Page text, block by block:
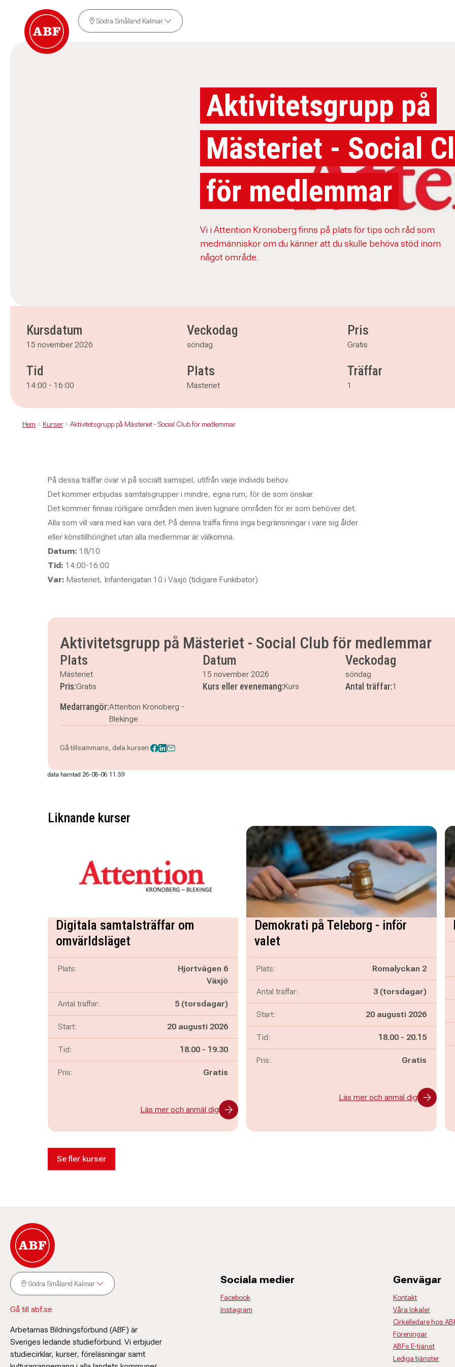
Södra Småland Kalmar
Aktivitetsgrupp på
Mästeriet - Social
för medlemmar
Vi i Attention Kronoberg finns på plats för tips och råd som
medmänniskor om du känner att du skulle behöva stöd inom
något område.
Kursdatum
15 november 2026
Veckodag
söndag
Tid
14:00 - 16:00
Plats
Mästeriet
Pris
Gratis
Träffar
1
Hem Kurser Aktivitetsgrupp på Mästeriet - Social Club för medlemmar
På dessa träffar övar vi på socialt samspel, utifrån varje individs behov.
Det kommer erbjudas samtalsgrupper i mindre, egna rum, för de som önskar.
Det kommer finnas rörligare områden men även lugnare områden för er som behöver det.
Alla som vill vara med kan vara det. På denna träffa finns inga begränsningar i vare sig ålder
eller könstillhörighet utan alla medlemmar är välkomna.
Datum: 18/10
Tid: 14:00-16:00
Var: Mästeriet, Infanterigatan 10 i Växjö (tidigare Funkibator)
Aktivitetsgrupp på Mästeriet - Social Club för medlemmar
Plats
Mästeriet
Datum
15 november 2026
Veckodag
söndag
Pris:Gratis Kurs eller evenemang:Kurs Antal träffar:1
Medarrangör:Attention Kronoberg -
Blekinge
Gå tillsammans, dela kursen:
data hämtad 26-08-06 11.39
Liknande kurser
Digitala samtalsträffar om
omvärldsläget
Plats:
Hjortvägen 6
Växjö
Antal träffar: 5 (torsdagar)
Start: 20 augusti 2026
Tid: Pågår mellan
18.00 - och
19.30
Pris: Gratis
Läs mer och anmäl dig
Demokrati på Teleborg - inför
valet
Plats: Romalyckan 2
Antal träffar: 3 (torsdagar)
Start: 20 augusti 2026
Tid: Pågår mellan
18.00 - och
20.15
Pris: Gratis
Läs mer och anmäl dig
Se fler kurser
Södra Småland Kalmar
Gå till abf.se
Arbetarnas Bildningsförbund (ABF) är
Sveriges ledande studieförbund. Vi erbjuder
studiecirklar, kurser, föreläsningar samt
Sociala medier
Facebook
Instagram
Genvägar
Kontakt
Våra lokaler
Cirkelledare hos
Föreningar
ABFs E-tjänst
Lediga tjänster